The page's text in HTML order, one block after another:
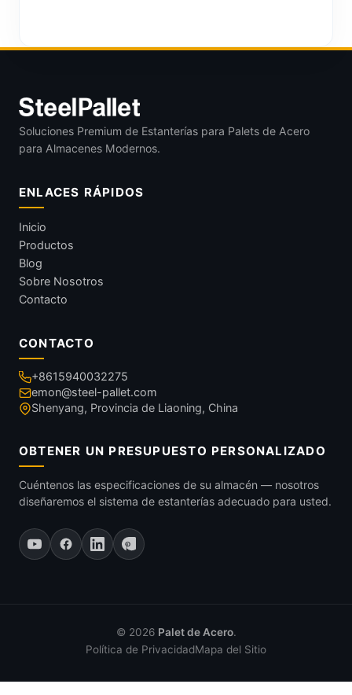
Soluciones Premium de Estanterías para Palets de Acero
para Almacenes Modernos.
ENLACES RÁPIDOS
Inicio
Productos
Blog
Sobre Nosotros
Contacto
CONTACTO
+8615940032275
emon@steel-pallet.com
Shenyang, Provincia de Liaoning, China
OBTENER UN PRESUPUESTO PERSONALIZADO
Cuéntenos las especificaciones de su almacén — nosotros
diseñaremos el sistema de estanterías adecuado para usted.
© 2026 Palet de Acero.
Política de PrivacidadMapa del Sitio